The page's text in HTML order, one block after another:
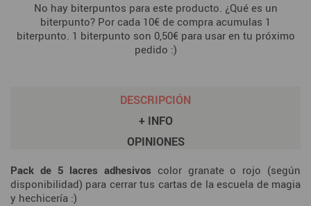
No hay biterpuntos para este producto. ¿Qué es un
biterpunto? Por cada 10€ de compra acumulas 1
biterpunto. 1 biterpunto son 0,50€ para usar en tu próximo
pedido :)
DESCRIPCIÓN
+ INFO
OPINIONES
Pack de 5 lacres adhesivos color granate o rojo (según
disponibilidad) para cerrar tus cartas de la escuela de magia
y hechicería :)